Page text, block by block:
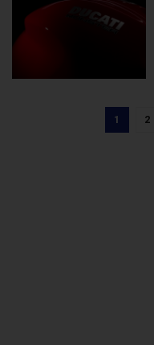
1 2